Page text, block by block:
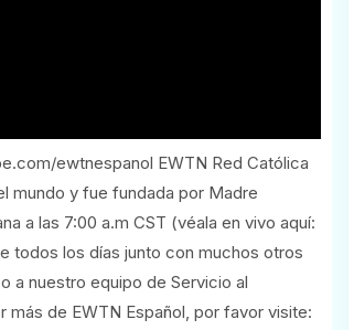
ewtnespanol EWTN Red Católica
mundo y fue fundada por Madre
a las 7:00 a.m CST (véala en vivo aquí:
todos los días junto con muchos otros
a nuestro equipo de Servicio al
de EWTN Español, por favor visite: